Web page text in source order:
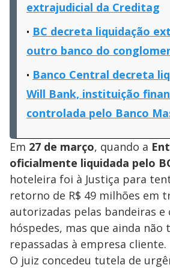
extrajudicial da Creditag
BC decreta liquidação
outro banco do
Banco Central decreta
Will Bank, instituição
controlada pelo Banco
Em 27 de março, quando a
oficialmente liquidada pelo
hoteleira foi à Justiça para
retorno de R$ 49 milhões em
autorizadas pelas bandeiras e
hóspedes, mas que ainda não
repassadas à empresa cliente.
O juiz concedeu tutela de